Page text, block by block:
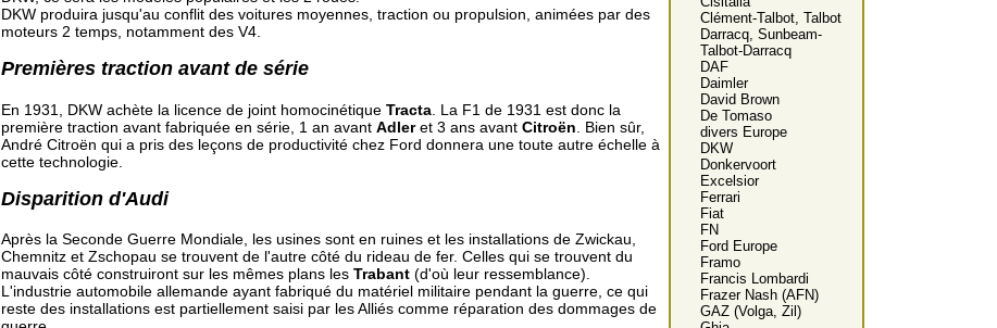
Clément-Talbot, Talbot
Darracq, Sunbeam-
Talbot-Darracq
DAF
Daimler
David Brown
De Tomaso
divers Europe
DKW
Donkervoort
Excelsior
Ferrari
Fiat
FN
Ford Europe
Framo
Francis Lombardi
Frazer Nash (AFN)
GAZ (Volga, Zil)
DKW produira jusqu'au conflit des voitures moyennes, traction ou propulsion, animées par des
moteurs 2 temps, notamment des V4.
Premières traction avant de série
En 1931, DKW achète la licence de joint homocinétique Tracta . La F1 de 1931 est donc la
première traction avant fabriquée en série, 1 an avant Adleret 3 ans avant Citroën . Bien sûr,
André Citroën qui a pris des leçons de productivité chez Ford donnera une toute autre échelle à
cette technologie.
Disparition d'Audi
Après la Seconde Guerre Mondiale, les usines sont en ruines et les installations de Zwickau,
Chemnitz et Zschopau se trouvent de l'autre côté du rideau de fer. Celles qui se trouvent du
mauvais côté construiront sur les mêmes plans les Trabant (d'où leur ressemblance).
L'industrie automobile allemande ayant fabriqué du matériel militaire pendant la guerre, ce qui
reste des installations est partiellement saisi par les Alliés comme réparation des dommages de